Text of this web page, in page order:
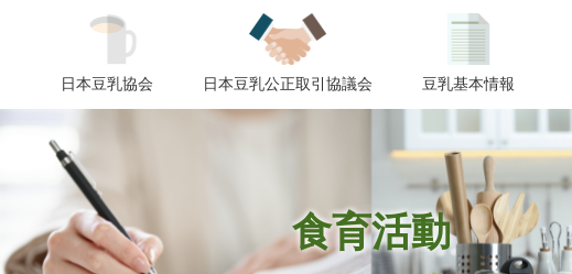
日本豆乳協会 日本豆乳公正取引協議会 豆乳基本情報
食育活動